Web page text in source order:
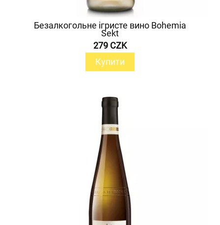
Безалкогольне ігристе вино Bohemia
Sekt
279 CZK
Купити